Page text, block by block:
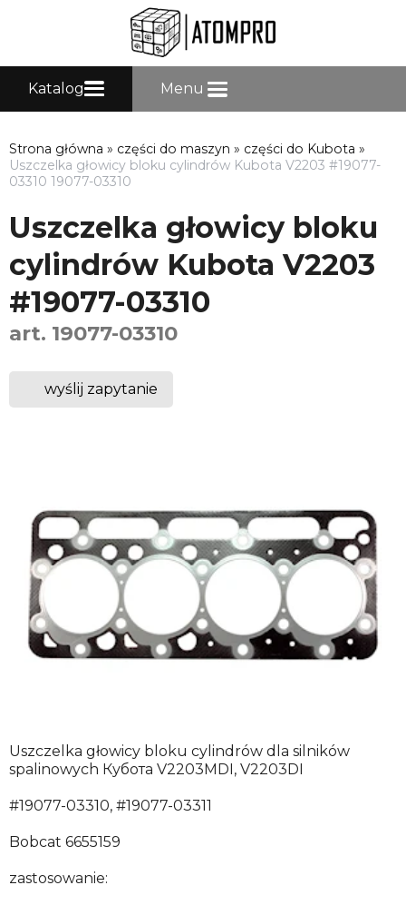
Katalog Menu
Strona główna » części do maszyn » części do Kubota »
Uszczelka głowicy bloku cylindrów Kubota V2203 #19077-
03310 19077-03310
Uszczelka głowicy bloku
cylindrów Kubota V2203
#19077-03310
art. 19077-03310
wyślij zapytanie
Uszczelka głowicy bloku cylindrów dla silników
spalinowych Кубота V2203MDI, V2203DI
#19077-03310, #19077-03311
Bobcat 6655159
zastosowanie: